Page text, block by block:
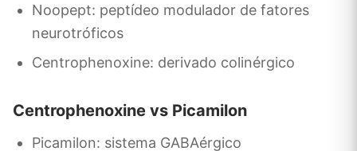
Noopept: peptídeo modulador de fatores
neurotróficos
Centrophenoxine: derivado colinérgico
Centrophenoxine vs Picamilon
Picamilon: sistema GABAérgico